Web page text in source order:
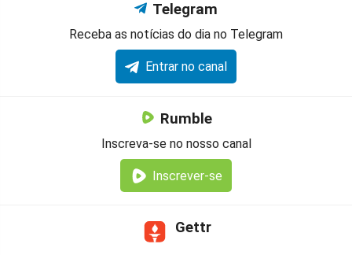
Telegram
Receba as notícias do dia no Telegram
Entrar no canal
Rumble
Inscreva-se no nosso canal
Inscrever-se
Gettr